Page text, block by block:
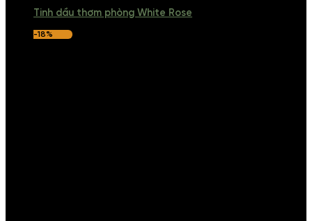
Tinh dầu thơm phòng White Rose
-18%